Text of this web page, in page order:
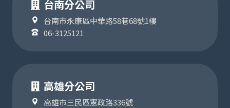
台南分公司
台南市永康區中華路58巷68號1樓
06-3125121
高雄分公司
高雄市三民區憲政路336號